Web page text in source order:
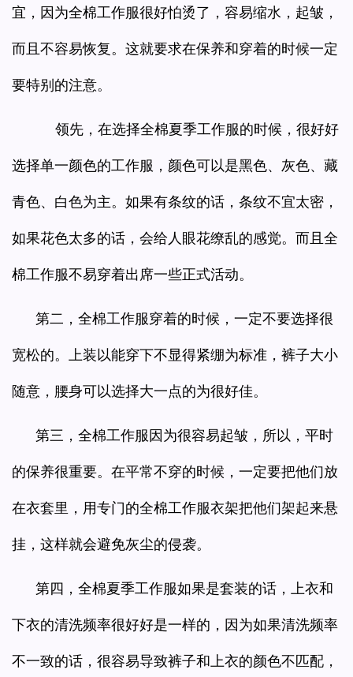
宜，因为全棉工作服很好怕烫了，容易缩水，起皱，
而且不容易恢复。这就要求在保养和穿着的时候一定
要特别的注意。
领先，在选择全棉夏季工作服的时候，很好好
选择单一颜色的工作服，颜色可以是黑色、灰色、藏
青色、白色为主。如果有条纹的话，条纹不宜太密，
如果花色太多的话，会给人眼花缭乱的感觉。而且全
棉工作服不易穿着出席一些正式活动。
第二，全棉工作服穿着的时候，一定不要选择很
宽松的。上装以能穿下不显得紧绷为标准，裤子大小
随意，腰身可以选择大一点的为很好佳。
第三，全棉工作服因为很容易起皱，所以，平时
的保养很重要。在平常不穿的时候，一定要把他们放
在衣套里，用专门的全棉工作服衣架把他们架起来悬
挂，这样就会避免灰尘的侵袭。
第四，全棉夏季工作服如果是套装的话，上衣和
下衣的清洗频率很好好是一样的，因为如果清洗频率
不一致的话，很容易导致裤子和上衣的颜色不匹配，